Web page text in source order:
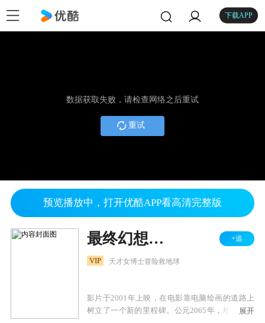
下载APP
数据获取失败，请检查网络之后重试
重试
预览播放中，打开优酷APP看高清完整版
最终幻想：灵魂深处 +追
VIP 天才女博士冒险救地球
影片于2001年上映，在电影靠电脑绘画的道路上
树立了一个新的里程碑。公元2065年，地球上充
展开